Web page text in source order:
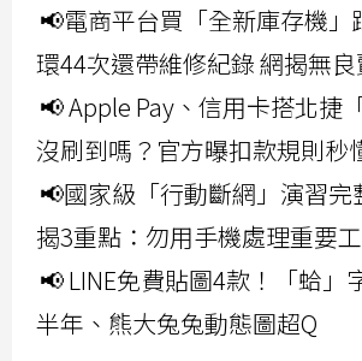
📢電商平台買「全新庫存機」
環44次還帶維修紀錄 網揭無
📢 Apple Pay、信用卡搭北捷
沒刷到嗎？官方曝扣款規則秒
📢國家級「行動斷網」演習完
揭3重點：勿用手機處理重要
📢 LINE免費貼圖4款！「蛤」
半年、熊大兔兔動態圖超Q